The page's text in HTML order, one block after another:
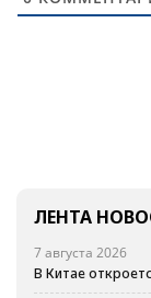
ЛЕНТА
7 августа 2026
В Китае